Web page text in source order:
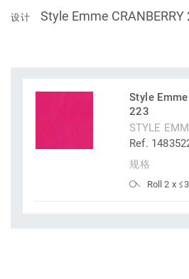
设计 Style Emme CRANBERRY
Style Emme
223
STYLE
Ref.
规格
Roll 2 x